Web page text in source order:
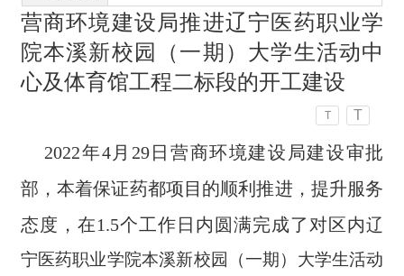
营商环境建设局推进辽宁医药职业学
院本溪新校园（一期）大学生活动中
心及体育馆工程二标段的开工建设
T T
2022年4月29日营商环境建设局建设审批
部，本着保证药都项目的顺利推进，提升服务
态度，在1.5个工作日内圆满完成了 对区内辽
宁医药职业学院本溪新校园（一期）大学生活动